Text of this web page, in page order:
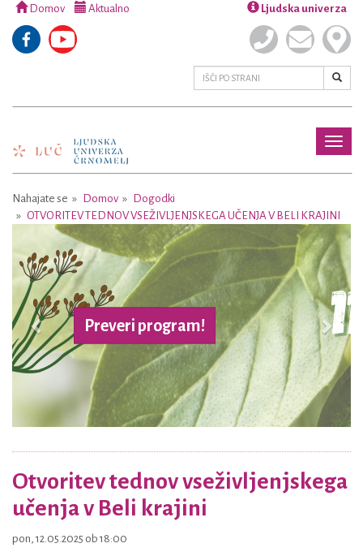
Domov Aktualno Ljudska univerza
Nahajate se Domov
Dogodki
OTVORITEV TEDNOV VSEŽIVLJENJSKEGA UČENJA V BELI KRAJINI
Preveri program!
Previous Next
Otvoritev tednov vseživljenjskega
učenja v Beli krajini
pon, 12.05.2025 ob 18:00